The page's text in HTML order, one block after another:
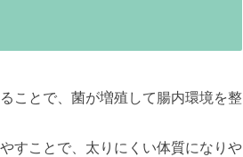
ことで、菌が増殖して腸内環境を整
すことで、太りにくい体質になりや